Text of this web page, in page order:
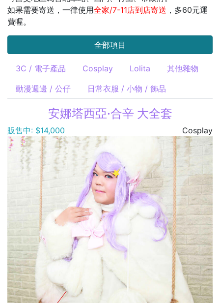
如果需要寄送，一律使用全家/7-11店到店寄送 ，多60元運
費喔。
全部項目
3C / 電子產品 Cosplay Lolita 其他雜物
動漫週邊 / 公仔 日常衣服 / 小物 / 飾品
安娜塔西亞·合辛 大全套
販售中: $14,000 Cosplay